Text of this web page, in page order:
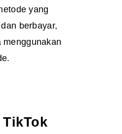
yang
berbayar,
menggunakan